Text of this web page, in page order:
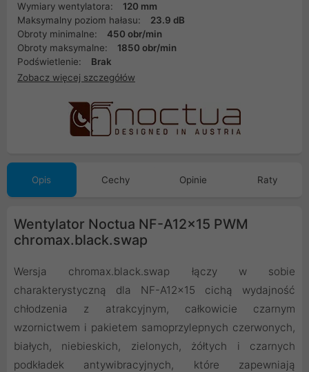
Wymiary wentylatora:
120 mm
Maksymalny poziom hałasu:
23.9 dB
Obroty minimalne:
450 obr/min
Obroty maksymalne:
1850 obr/min
Podświetlenie:
Brak
Zobacz więcej szczegółów
Opis Cechy Opinie Raty
Wentylator Noctua NF-A12x15 PWM
chromax.black.swap
Wersja chromax.black.swap łączy w sobie
charakterystyczną dla NF-A12x15 cichą wydajność
chłodzenia z atrakcyjnym, całkowicie czarnym
wzornictwem i pakietem samoprzylepnych czerwonych,
białych, niebieskich, zielonych, żółtych i czarnych
podkładek antywibracyjnych, które zapewniają